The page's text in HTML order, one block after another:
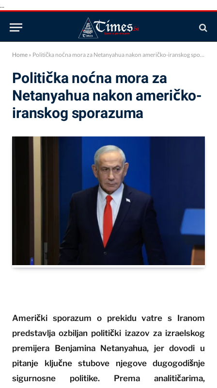
...
Home » Politička noćna mora za Netanyahua nakon američko-iranskog sporazuma
Politička noćna mora za
Netanyahua nakon američko-
iranskog sporazuma
Američki sporazum o prekidu vatre s Iranom
predstavlja ozbiljan politički izazov za izraelskog
premijera Benjamina Netanyahua, jer dovodi u
pitanje ključne stubove njegove dugogodišnje
sigurnosne politike. Prema analitičarima,